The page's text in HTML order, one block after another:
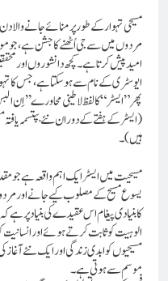
مسیحی تہوارکے طور پرمنائے جانے
مردوں میں سے جی اُٹھنے کا جشن ہے، جو
امید پیش کرتا ہے۔ کچھ دانشوروں اور
ایوسٹری کے نام سے ہوسکتا ہے ، جس کا
پھر”ایسٹر “کا لفظ لاطینی محاورے ’’
(ایسٹر کے ہفتے کے دوران نئے بپتسمہ
ہیں)۔
مسیحیت میں ایسٹر ایک اہم واقعہ ہے جو
یسوع مسیح کے مصلوب کیے جانے
کا بنیادی پیغام اس عقیدے کی بنیاد پر ہے
الوہیت کو ثابت کرتے ہوئے اور انسانیت
مسیحیوں کو ابدی زندگی اور ایک نئے
موسم سے ہوتی ہے۔